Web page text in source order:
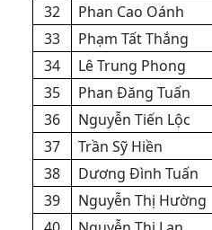
32
Phan Cao Oánh
33
Phạm Tất Thắng
34
Lê Trung Phong
35
Phan Đăng Tuấn
36
Nguyễn Tiến Lộc
37
Trần Sỹ Hiền
38
Dương Đình Tuấn
39
Nguyễn Thị Hường